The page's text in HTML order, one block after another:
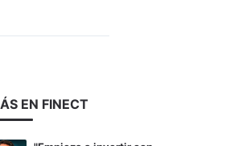
EN FINECT